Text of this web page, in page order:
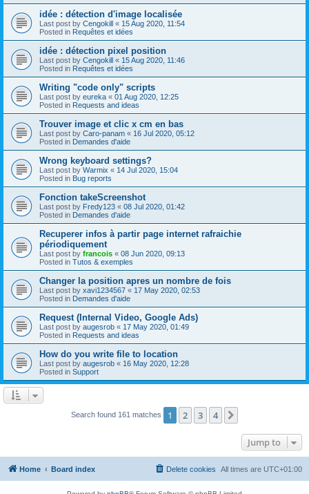
idée : détection d'image localisée
Last post by Cengokill « 15 Aug 2020, 11:54
Posted in Requêtes et idées
idée : détection pixel position
Last post by Cengokill « 15 Aug 2020, 11:46
Posted in Requêtes et idées
Writing "code only" scripts
Last post by eureka « 01 Aug 2020, 12:25
Posted in Requests and ideas
Trouver image et clic x cm en bas
Last post by Caro-panam « 16 Jul 2020, 05:12
Posted in Demandes d'aide
Wrong keyboard settings?
Last post by Warmix « 14 Jul 2020, 15:04
Posted in Bug reports
Fonction takeScreenshot
Last post by Fredy123 « 08 Jul 2020, 01:42
Posted in Demandes d'aide
Recuperer infos à partir page internet rafraichie
périodiquement
Last post by francois « 08 Jun 2020, 09:13
Posted in Tutos & exemples
Changer la position apres un nombre de fois
Last post by xavi1234567 « 17 May 2020, 02:53
Posted in Demandes d'aide
Request (Internal Video, Google Ads)
Last post by augesrob « 17 May 2020, 01:49
Posted in Requests and ideas
How do you write file to location
Last post by augesrob « 16 May 2020, 12:28
Posted in Support
Search found 161 matches 1 2 3 4
Jump to
Home Board index All times are UTC+01:00
Delete cookies